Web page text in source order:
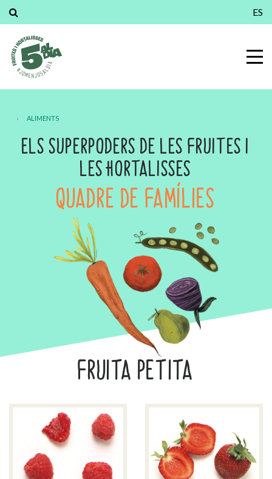
ES
› ALIMENTS
ELS SUPERPODERS DE LES FRUITES I
LES HORTALISSES
QUADRE DE FAMÍLIES
FRUITA PETITA